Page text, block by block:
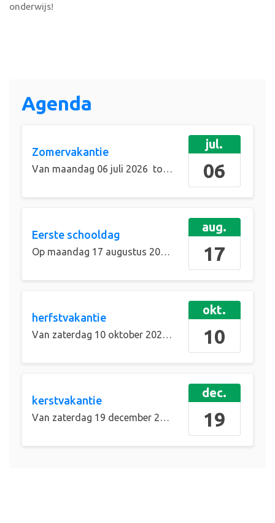
onderwijs!
Agenda
Zomervakantie
Van maandag 06 juli 2026 tot en met zondag 16
jul.
06
Eerste schooldag
Op maandag 17 augustus 2026 de gehele dag
aug.
17
herfstvakantie
Van zaterdag 10 oktober 2026 tot en metzondag 18
okt.
10
kerstvakantie
Van zaterdag 19 december 2026 tot en met
dec.
19